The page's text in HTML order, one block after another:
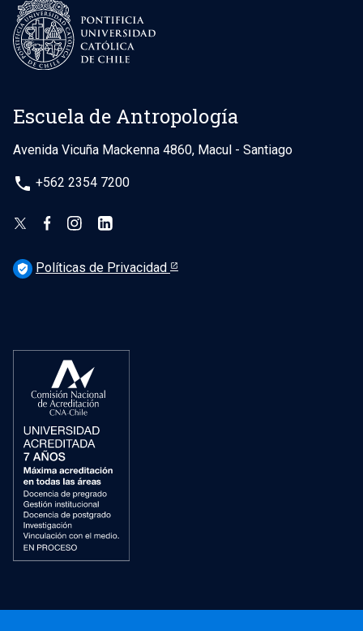
Escuela de Antropología
Avenida Vicuña Mackenna 4860, Macul - Santiago
phone +562 2354 7200
verified_user Políticas de Privacidad